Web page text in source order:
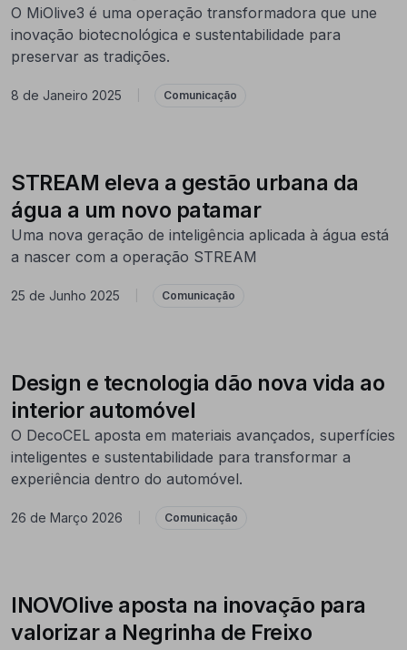
O MiOlive3 é uma operação transformadora que une
inovação biotecnológica e sustentabilidade para
preservar as tradições.
8 de Janeiro 2025 Comunicação
STREAM eleva a gestão urbana da
água a um novo patamar
Uma nova geração de inteligência aplicada à água está
a nascer com a operação STREAM
25 de Junho 2025 Comunicação
Design e tecnologia dão nova vida ao
interior automóvel
O DecoCEL aposta em materiais avançados, superfícies
inteligentes e sustentabilidade para transformar a
experiência dentro do automóvel.
26 de Março 2026 Comunicação
INOVOlive aposta na inovação para
valorizar a Negrinha de Freixo